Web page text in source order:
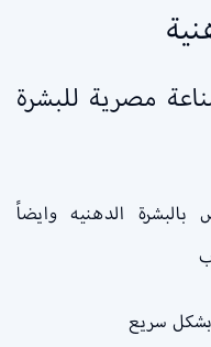
مصرية للبشرة
الدهنيه وايضاً
سريع